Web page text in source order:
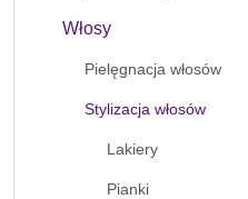
Włosy
Pielęgnacja włosów
Stylizacja włosów
Lakiery
Pianki